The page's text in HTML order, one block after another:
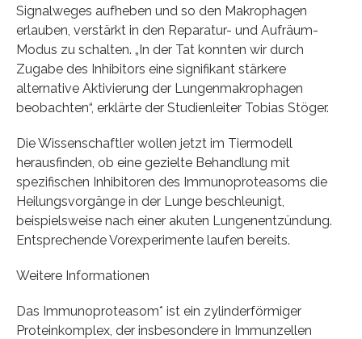
Signalweges aufheben und so den Makrophagen
erlauben, verstärkt in den Reparatur- und Aufräum-
Modus zu schalten. „In der Tat konnten wir durch
Zugabe des Inhibitors eine signifikant stärkere
alternative Aktivierung der Lungenmakrophagen
beobachten“, erklärte der Studienleiter Tobias Stöger.
Die Wissenschaftler wollen jetzt im Tiermodell
herausfinden, ob eine gezielte Behandlung mit
spezifischen Inhibitoren des Immunoproteasoms die
Heilungsvorgänge in der Lunge beschleunigt,
beispielsweise nach einer akuten Lungenentzündung.
Entsprechende Vorexperimente laufen bereits.
Weitere Informationen
Das Immunoproteasom* ist ein zylinderförmiger
Proteinkomplex, der insbesondere in Immunzellen